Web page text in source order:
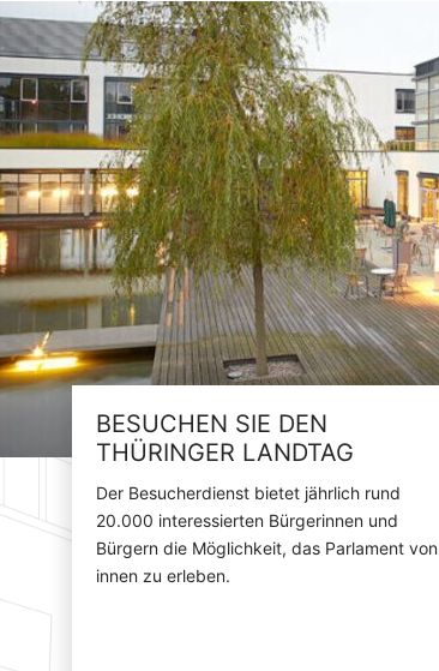
BESUCHEN SIE DEN
THÜRINGER LANDTAG
Der Besucherdienst bietet jährlich rund
20.000 interessierten Bürgerinnen und
Bürgern die Möglichkeit, das Parlament von
innen zu erleben.